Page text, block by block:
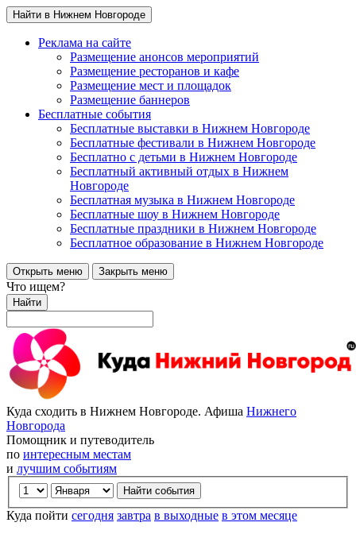
Найти в Нижнем Новгороде
Реклама на сайте
Размещение анонсов мероприятий
Размещение ресторанов и кафе
Размещение мест и площадок
Размещение баннеров
Бесплатные события
Бесплатные выставки в Нижнем Новгороде
Бесплатные фестивали в Нижнем Новгороде
Бесплатно с детьми в Нижнем Новгороде
Бесплатный активный отдых в Нижнем
Новгороде
Бесплатная музыка в Нижнем Новгороде
Бесплатные шоу в Нижнем Новгороде
Бесплатные праздники в Нижнем Новгороде
Бесплатное образование в Нижнем Новгороде
Открыть меню Закрыть меню
Что ищем?
Найти
Куда сходить в Нижнем Новгороде. Афиша Нижнего
Новгорода
Помощник и путеводитель
по интересным местам
и лучшим событиям
Куда пойти сегодня завтра в выходные в этом месяце